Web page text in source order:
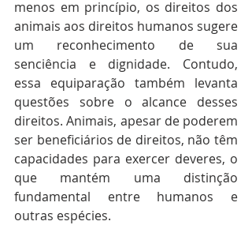
menos em princípio, os direitos dos
animais aos direitos humanos sugere
um reconhecimento de sua
senciência e dignidade. Contudo,
essa equiparação também levanta
questões sobre o alcance desses
direitos. Animais, apesar de poderem
ser beneficiários de direitos, não têm
capacidades para exercer deveres, o
que mantém uma distinção
fundamental entre humanos e
outras espécies.